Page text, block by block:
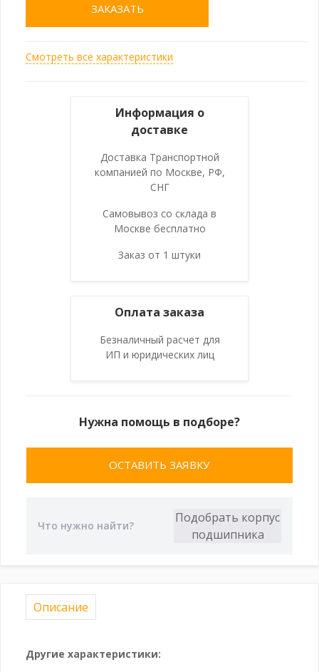
ЗАКАЗАТЬ
Смотреть все характеристики
Информация о
доставке
Доставка Транспортной
компанией по Москве, РФ,
СНГ
Самовывоз со склада в
Москве бесплатно
Заказ от 1 штуки
Оплата заказа
Безналичный расчет для
ИП и юридических лиц
Нужна помощь в подборе?
ОСТАВИТЬ ЗАЯВКУ
Описание
Другие характеристики: